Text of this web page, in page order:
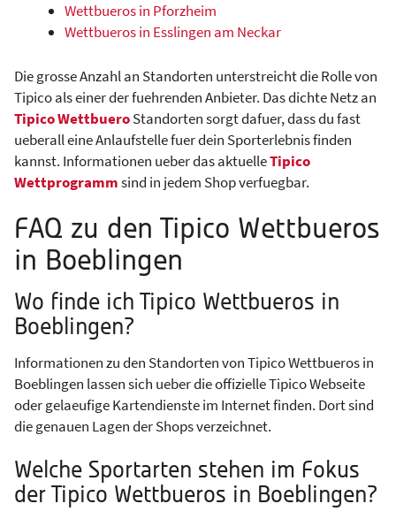
Wettbueros in Pforzheim
Wettbueros in Esslingen am Neckar
Die grosse Anzahl an Standorten unterstreicht die Rolle von
Tipico als einer der fuehrenden Anbieter. Das dichte Netz an
Tipico WettbueroStandorten sorgt dafuer, dass du fast
ueberall eine Anlaufstelle fuer dein Sporterlebnis finden
kannst. Informationen ueber das aktuelleTipico
Wettprogrammsind in jedem Shop verfuegbar.
FAQ zu den Tipico Wettbueros
in Boeblingen
Wo finde ich Tipico Wettbueros in
Boeblingen?
Informationen zu den Standorten von Tipico Wettbueros in
Boeblingen lassen sich ueber die offizielle Tipico Webseite
oder gelaeufige Kartendienste im Internet finden. Dort sind
die genauen Lagen der Shops verzeichnet.
Welche Sportarten stehen im Fokus
der Tipico Wettbueros in Boeblingen?